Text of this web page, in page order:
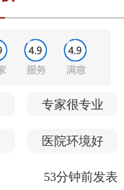
专家很专业
医院环境好
53分钟前发表